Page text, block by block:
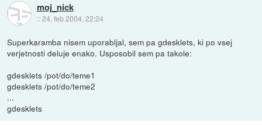
moj_nick
::24. feb 2004, 22:24
Superkaramba nisem uporabljal, sem pa gdesklets, ki po vsej
verjetnosti deluje enako. Usposobil sem pa takole:
gdesklets /pot/do/teme1
gdesklets /pot/do/teme2
...
gdesklets